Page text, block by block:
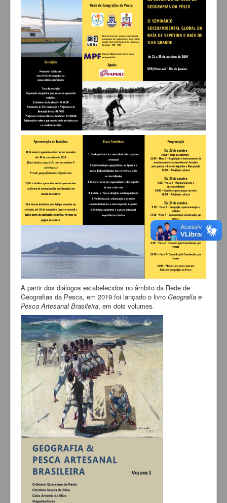
A partir dos diálogos estabelecidos no âmbito da Rede de
Geografias da Pesca, em 2019 foi lançado o livro Geografia e
Pesca Artesanal Brasileira, em dois volumes.